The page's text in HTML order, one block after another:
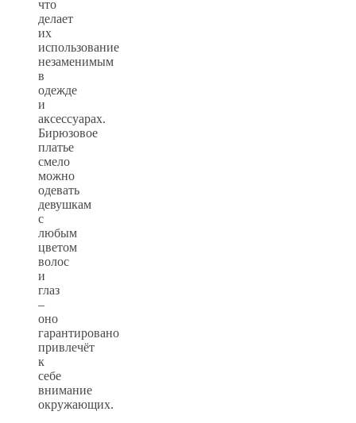
что
делает
их
использование
незаменимым
в
одежде
и
аксессуарах.
Бирюзовое
платье
смело
можно
одевать
девушкам
с
любым
цветом
волос
и
глаз
–
оно
гарантировано
привлечёт
к
себе
внимание
окружающих.